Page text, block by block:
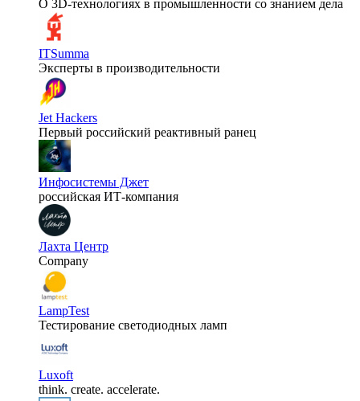
О 3D-технологиях в промышленности со знанием дела
ITSumma
Эксперты в производительности
Jet Hackers
Первый российский реактивный ранец
Инфосистемы Джет
российская ИТ-компания
Лахта Центр
Company
LampTest
Тестирование светодиодных ламп
Luxoft
think. create. accelerate.